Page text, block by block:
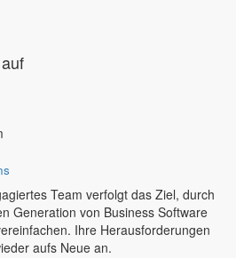
Team verfolgt das Ziel, durch
Generation von Business Software
Ihre Herausforderungen
aufs Neue an.